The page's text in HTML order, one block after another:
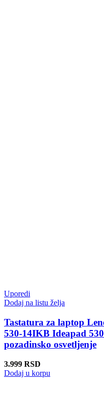
Uporedi
Dodaj na listu želja
Tastatura za laptop
530-14IKB Ideapad
pozadinsko osvetljenje
3.999 RSD
Dodaj u korpu